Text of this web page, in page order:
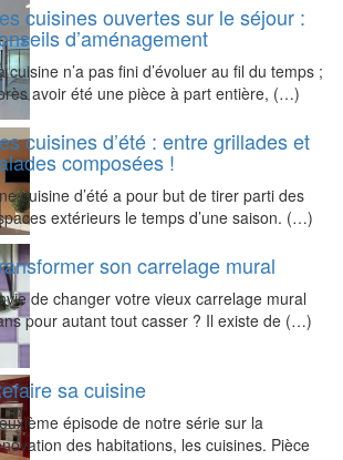
cuisines ouvertes sur le séjour :
d’aménagement
cuisine n’a pas fini d’évoluer au fil du temps ;
avoir été une pièce à part entière, (…)
cuisines d’été : entre grillades et
composées !
cuisine d’été a pour but de tirer parti des
extérieurs le temps d’une saison. (…)
son carrelage mural
de changer votre vieux carrelage mural
pour autant tout casser ? Il existe de (…)
sa cuisine
épisode de notre série sur la
des habitations, les cuisines. Pièce